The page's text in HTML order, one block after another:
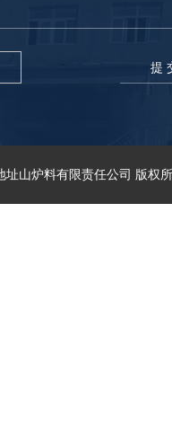
提
山炉料有限责任公司 版权所